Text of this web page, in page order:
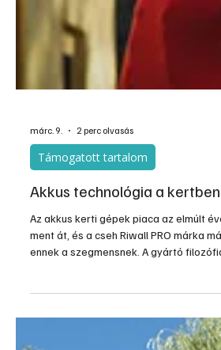
Akkus technológia a kertben